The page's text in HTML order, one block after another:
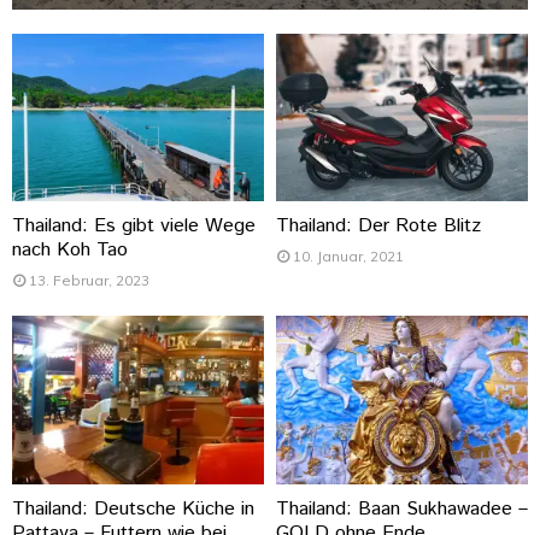
Thailand: Es gibt viele Wege
nach Koh Tao
13. Februar, 2023
Thailand: Der Rote Blitz
10. Januar, 2021
Thailand: Deutsche Küche in
Thailand: Baan Sukhawadee –